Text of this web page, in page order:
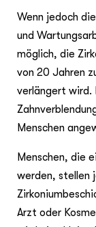
Wenn jedoch
und
möglich, die
von 20 Jahren
verlängert wird.
Menschen
Menschen, die
werden, stellen
Arzt oder